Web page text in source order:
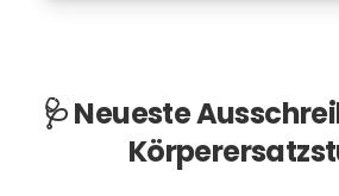
🩺 Neueste